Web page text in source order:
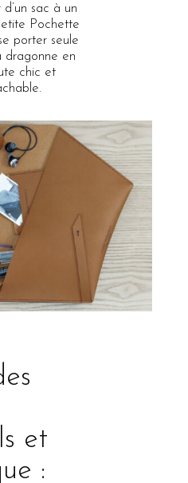
sac à un
Pochette
porter seule
dragonne en
chic et
et
: